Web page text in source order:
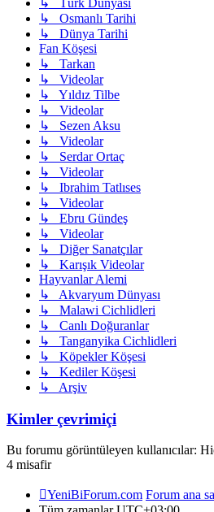
↳ Türk Dünyası
↳ Osmanlı Tarihi
↳ Dünya Tarihi
Fan Köşesi
↳ Tarkan
↳ Videolar
↳ Yıldız Tilbe
↳ Videolar
↳ Sezen Aksu
↳ Videolar
↳ Serdar Ortaç
↳ Videolar
↳ Ibrahim Tatlıses
↳ Videolar
↳ Ebru Gündeş
↳ Videolar
↳ Diğer Sanatçılar
↳ Karışık Videolar
Hayvanlar Alemi
↳ Akvaryum Dünyası
↳ Malawi Cichlidleri
↳ Canlı Doğuranlar
↳ Tanganyika Cichlidleri
↳ Köpekler Köşesi
↳ Kediler Köşesi
↳ Arşiv
Kimler çevrimiçi
Bu forumu görüntüleyen kullanıcılar:
4 misafir
YeniBiForum.com Forum ana